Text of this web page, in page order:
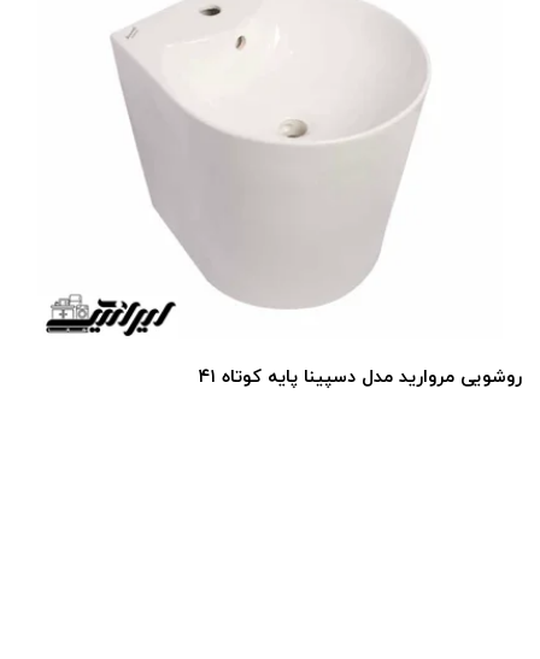
روشویی مروارید مدل دسپینا پایه کوتاه ۴۱